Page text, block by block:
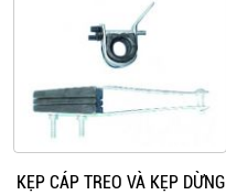
KẸP CÁP TREO VÀ KẸP DỪNG